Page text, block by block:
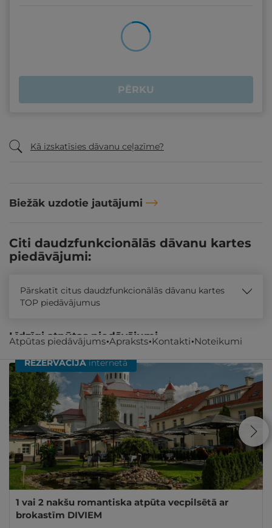
PĒRKU
Kā izskatīsies dāvanu ceļazīme?
Biežāk uzdotie jautājumi
Atpūtas piedāvājums Apraksts Kontakti Noteikumi
Citi daudzfunkcionālās dāvanu kartes
piedāvājumi:
Pārskatīt citus daudzfunkcionālās dāvanu kartes
TOP piedāvājumus
Līdzīgi atpūtas piedāvājumi
REZERVĀCIJAinternetā
1 vai 2 nakšu romantiska atpūta vecpilsētā ar
brokastīm DIVIEM